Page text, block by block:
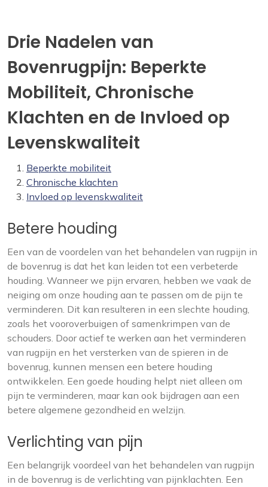
Drie Nadelen van
Bovenrugpijn: Beperkte
Mobiliteit, Chronische
Klachten en de Invloed op
Levenskwaliteit
Beperkte mobiliteit
Chronische klachten
Invloed op levenskwaliteit
Betere houding
Een van de voordelen van het behandelen van rugpijn in
de bovenrug is dat het kan leiden tot een verbeterde
houding. Wanneer we pijn ervaren, hebben we vaak de
neiging om onze houding aan te passen om de pijn te
verminderen. Dit kan resulteren in een slechte houding,
zoals het vooroverbuigen of samenkrimpen van de
schouders. Door actief te werken aan het verminderen
van rugpijn en het versterken van de spieren in de
bovenrug, kunnen mensen een betere houding
ontwikkelen. Een goede houding helpt niet alleen om
pijn te verminderen, maar kan ook bijdragen aan een
betere algemene gezondheid en welzijn.
Verlichting van pijn
Een belangrijk voordeel van het behandelen van rugpijn
in de bovenrug is de verlichting van pijnklachten. Een